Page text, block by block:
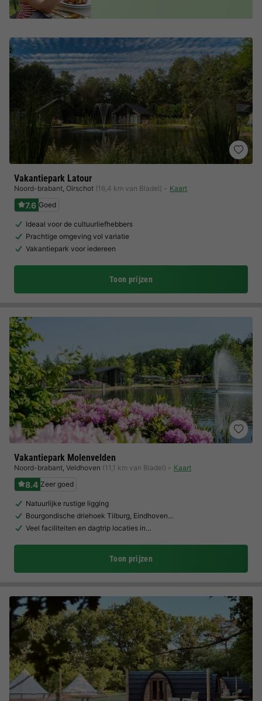
Vakantiepark Latour
Noord-brabant, Oirschot (16,4 km van Bladel) Kaart
7.6 Goed
Ideaal voor de cultuurliefhebbers
Prachtige omgeving vol variatie
Vakantiepark voor iedereen
Toon prijzen
Vakantiepark Molenvelden
Noord-brabant, Veldhoven (11,1 km van Bladel) Kaart
8.4 Zeer goed
Natuurlijke rustige ligging
Bourgondische driehoek Tilburg, Eindhoven…
Veel faciliteiten en dagtrip locaties in…
Toon prijzen